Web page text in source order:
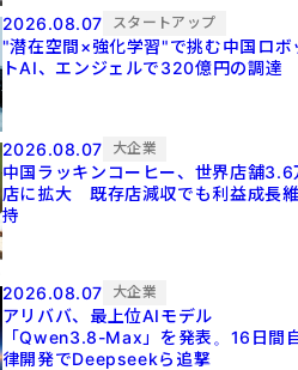
2026.08.07 スタートアップ
"潜在空間×強化学習"で挑む中国ロボ
トAI、エンジェルで320億円の調達
2026.08.07 大企業
中国ラッキンコーヒー、世界店舗3.6
店に拡大 既存店減収でも利益成長
持
2026.08.07 大企業
アリババ、最上位AIモデル
「Qwen3.8-Max」を発表。16日間
律開発でDeepseekら追撃